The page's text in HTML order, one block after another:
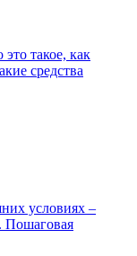
такое, как
средства
условиях –
Пошаговая